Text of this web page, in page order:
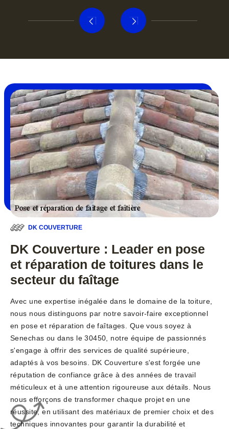
DK COUVERTURE
DK Couverture : Leader en pose
et réparation de toitures dans le
secteur du faîtage
Avec une expertise inégalée dans le domaine de la toiture,
nous nous distinguons par notre savoir-faire exceptionnel
en pose et réparation de faîtages. Que vous soyez à
Senechas ou dans le 30450, notre équipe de passionnés
s'engage à offrir des services de qualité supérieure,
adaptés à vos besoins. DK Couverture s'est forgée une
réputation de confiance grâce à des années de travail
méticuleux et à une attention rigoureuse aux détails. Nous
nous efforçons de transformer chaque projet en une
réussite, en utilisant des matériaux de premier choix et des
techniques innovantes pour garantir la durabilité et